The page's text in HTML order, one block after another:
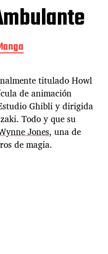
titulado Howl
de animación
Ghibliy dirigida
. Todo y que su
Jones, una de
de magia.